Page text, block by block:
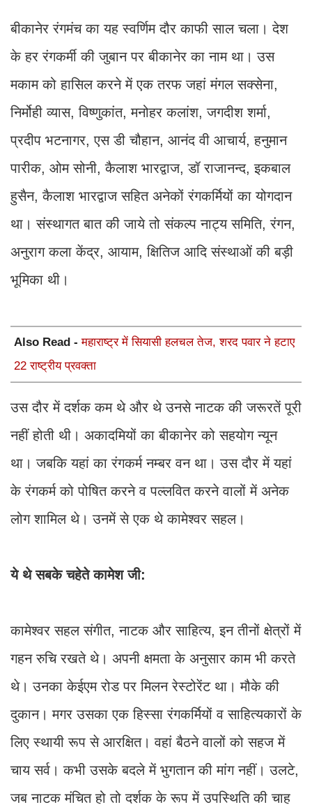
बीकानेर रंगमंच का यह स्वर्णिम दौर काफी साल चला। देश
के हर रंगकर्मी की जुबान पर बीकानेर का नाम था। उस
मकाम को हासिल करने में एक तरफ जहां मंगल सक्सेना,
निर्मोही व्यास, विष्णुकांत, मनोहर कलांश, जगदीश शर्मा,
प्रदीप भटनागर, एस डी चौहान, आनंद वी आचार्य, हनुमान
पारीक, ओम सोनी, कैलाश भारद्वाज, डॉ राजानन्द, इकबाल
हुसैन, कैलाश भारद्वाज सहित अनेकों रंगकर्मियों का योगदान
था। संस्थागत बात की जाये तो संकल्प नाट्य समिति, रंगन,
अनुराग कला केंद्र, आयाम, क्षितिज आदि संस्थाओं की बड़ी
भूमिका थी।
Also Read -महाराष्ट्र में सियासी हलचल तेज, शरद पवार ने हटाए
22 राष्ट्रीय प्रवक्ता
उस दौर में दर्शक कम थे और थे उनसे नाटक की जरूरतें पूरी
नहीं होती थी। अकादमियों का बीकानेर को सहयोग न्यून
था। जबकि यहां का रंगकर्म नम्बर वन था। उस दौर में यहां
के रंगकर्म को पोषित करने व पल्लवित करने वालों में अनेक
लोग शामिल थे। उनमें से एक थे कामेश्वर सहल।
ये थे सबके चहेते कामेश जी:
कामेश्वर सहल संगीत, नाटक और साहित्य, इन तीनों क्षेत्रों में
गहन रुचि रखते थे। अपनी क्षमता के अनुसार काम भी करते
थे। उनका केईएम रोड पर मिलन रेस्टोरेंट था। मौके की
दुकान। मगर उसका एक हिस्सा रंगकर्मियों व साहित्यकारों के
लिए स्थायी रूप से आरक्षित। वहां बैठने वालों को सहज में
चाय सर्व। कभी उसके बदले में भुगतान की मांग नहीं। उलटे,
जब नाटक मंचित हो तो दर्शक के रूप में उपस्थिति की चाह